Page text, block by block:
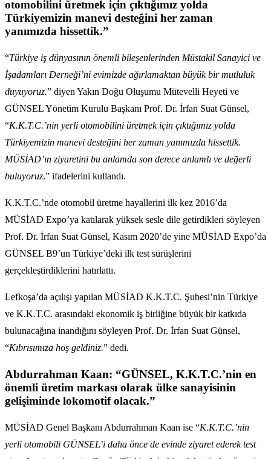
otomobilini üretmek için çıktığımız yolda
Türkiyemizin manevi desteğini her zaman
yanımızda hissettik.”
“Türkiye iş dünyasının önemli bileşenlerinden Müstakil Sanayici ve
İşadamları Derneği’ni evimizde ağırlamaktan büyük bir mutluluk
duyuyoruz.” diyen Yakın Doğu Oluşumu Mütevelli Heyeti ve
GÜNSEL Yönetim Kurulu Başkanı Prof. Dr. İrfan Suat Günsel,
“K.K.T.C.’nin yerli otomobilini üretmek için çıktığımız yolda
Türkiyemizin manevi desteğini her zaman yanımızda hissettik.
MÜSİAD’ın ziyaretini bu anlamda son derece anlamlı ve değerli
buluyoruz.” ifadelerini kullandı.
K.K.T.C.’nde otomobil üretme hayallerini ilk kez 2016’da
MÜSİAD Expo’ya katılarak yüksek sesle dile getirdikleri söyleyen
Prof. Dr. İrfan Suat Günsel, Kasım 2020’de yine MÜSİAD Expo’da
GÜNSEL B9’un Türkiye’deki ilk test sürüşlerini
gerçekleştirdiklerini hatırlattı.
Lefkoşa’da açılışı yapılan MÜSİAD K.K.T.C. Şubesi’nin Türkiye
ve K.K.T.C. arasındaki ekonomik iş birliğine büyük bir katkıda
bulunacağına inandığını söyleyen Prof. Dr. İrfan Suat Günsel,
“Kıbrısımıza hoş geldiniz.” dedi.
Abdurrahman Kaan: “GÜNSEL, K.K.T.C.’nin en
önemli üretim markası olarak ülke sanayisinin
gelişiminde lokomotif olacak.”
MÜSİAD Genel Başkanı Abdurrahman Kaan ise “K.K.T.C.’nin
yerli otomobili GÜNSEL’i daha önce de evinde ziyaret ederek test